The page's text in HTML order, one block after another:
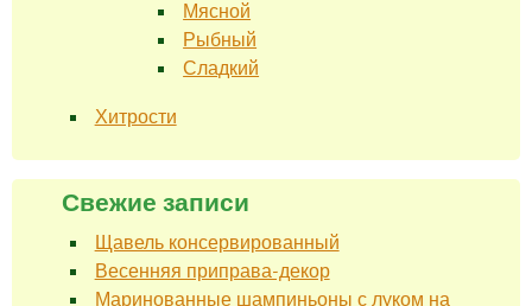
Мясной
Рыбный
Сладкий
Хитрости
Свежие записи
Щавель консервированный
Весенняя приправа-декор
Маринованные шампиньоны с луком на